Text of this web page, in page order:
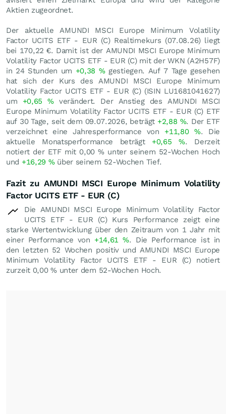
Aktien zugeordnet.
Der aktuelle AMUNDI MSCI Europe Minimum Volatility
Factor UCITS ETF - EUR (C) Realtimekurs (07.08.26) liegt
bei 170,22 €. Damit ist der AMUNDI MSCI Europe Minimum
Volatility Factor UCITS ETF - EUR (C) mit der WKN (A2H57F)
in 24 Stunden um +0,38 %gestiegen. Auf 7 Tage gesehen
hat sich der Kurs des AMUNDI MSCI Europe Minimum
Volatility Factor UCITS ETF - EUR (C) (ISIN LU1681041627)
um +0,65%verändert. Der Anstieg des AMUNDI MSCI
Europe Minimum Volatility Factor UCITS ETF - EUR (C) ETF
auf 30 Tage, seit dem 09.07.2026, beträgt +2,88 %. Der ETF
verzeichnet eine Jahresperformance von +11,80%. Die
aktuelle Monatsperformance beträgt +0,65%. Derzeit
notiert der ETF mit 0,00% unter seinem 52-Wochen Hoch
und +16,29 %über seinem 52-Wochen Tief.
Fazit zu AMUNDI MSCI Europe Minimum Volatility
Factor UCITS ETF - EUR (C)
Die AMUNDI MSCI Europe Minimum Volatility Factor
UCITS ETF - EUR (C) Kurs Performance zeigt eine
starke Wertentwicklung über den Zeitraum von 1 Jahr mit
einer Performance von +14,61%. Die Performance ist in
den letzten 52 Wochen positiv und AMUNDI MSCI Europe
Minimum Volatility Factor UCITS ETF - EUR (C) notiert
zurzeit 0,00%unter dem 52-Wochen Hoch.